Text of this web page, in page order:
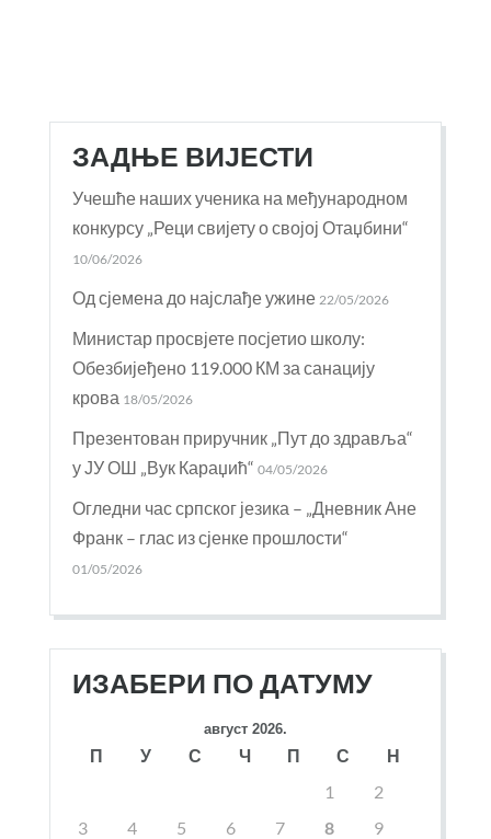
ЗАДЊЕ ВИЈЕСТИ
Учешће наших ученика на међународном
конкурсу „Реци свијету о својој Отаџбини“
10/06/2026
Од сјемена до најслађе ужине 22/05/2026
Министар просвјете посјетио школу:
Обезбијеђено 119.000 КМ за санацију
крова 18/05/2026
Презентован приручник „Пут до здравља“
у ЈУ ОШ „Вук Караџић“ 04/05/2026
Огледни час српског језика – „Дневник Ане
Франк – глас из сјенке прошлости“
01/05/2026
ИЗАБЕРИ ПО ДАТУМУ
август 2026.
П У С Ч П С
Н
1
2
3
4 5 6 7 8
9